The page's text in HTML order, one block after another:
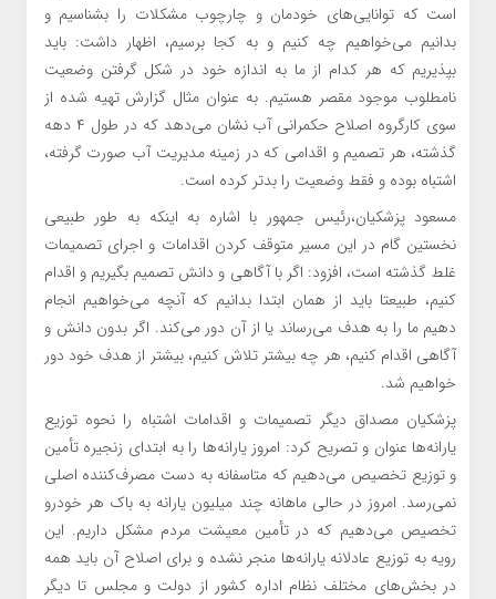
است که توانایی‌های خودمان و چارچوب مشکلات را بشناسیم و
بدانیم می‌خواهیم چه کنیم و به کجا برسیم، اظهار داشت: باید
بپذیریم که هر کدام از ما به اندازه خود در شکل گرفتن وضعیت
نامطلوب موجود مقصر هستیم. به عنوان مثال گزارش تهیه شده از
سوی کارگروه اصلاح حکمرانی آب نشان می‌دهد که در طول ۴ دهه
گذشته، هر تصمیم و اقدامی که در زمینه مدیریت آب صورت گرفته،
اشتباه بوده و فقط وضعیت را بدتر کرده است.
مسعود پزشکیان،رئیس جمهور با اشاره به اینکه به طور طبیعی
نخستین گام در این مسیر متوقف کردن اقدامات و اجرای تصمیمات
غلط گذشته است، افزود: اگر با آگاهی و دانش تصمیم بگیریم و اقدام
کنیم، طبیعتا باید از همان ابتدا بدانیم که آنچه می‌خواهیم انجام
دهیم ما را به هدف می‌رساند یا از آن دور می‌کند. اگر بدون دانش و
آگاهی اقدام کنیم، هر چه بیشتر تلاش کنیم، بیشتر از هدف خود دور
خواهیم شد.
پزشکیان مصداق دیگر تصمیمات و اقدامات اشتباه را نحوه توزیع
یارانه‌ها عنوان و تصریح کرد: امروز یارانه‌ها را به ابتدای زنجیره تأمین
و توزیع تخصیص می‌دهیم که متاسفانه به دست مصرف‌کننده اصلی
نمی‌رسد. امروز در حالی ماهانه چند میلیون یارانه به باک هر خودرو
تخصیص می‌دهیم که در تأمین معیشت مردم مشکل داریم. این
رویه به توزیع عادلانه یارانه‌ها منجر نشده و برای اصلاح آن باید همه
در بخش‌های مختلف نظام اداره کشور از دولت و مجلس تا دیگر